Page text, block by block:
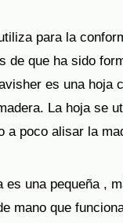
para la
de que ha sido
es una hoja
La hoja se
a poco alisar la
es una pequeña ,
mano que